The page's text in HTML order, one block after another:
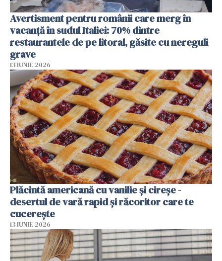
Avertisment pentru românii care merg în
vacanță în sudul Italiei: 70% dintre
restaurantele de pe litoral, găsite cu nereguli
grave
13 IUNIE 2026
Plăcintă americană cu vanilie și cireșe -
desertul de vară rapid și răcoritor care te
cucerește
13 IUNIE 2026